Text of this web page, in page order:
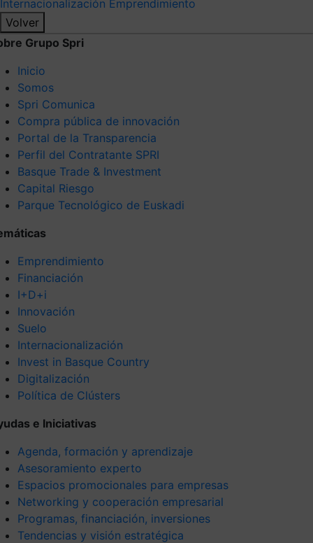
Internacionalización Emprendimiento
Volver
Grupo Spri
Inicio
Somos
Spri Comunica
Compra pública de innovación
Portal de la Transparencia
Perfil del Contratante SPRI
Basque Trade & Investment
Capital Riesgo
Parque Tecnológico de Euskadi
Emprendimiento
Financiación
I+D+i
Innovación
Suelo
Internacionalización
Invest in Basque Country
Digitalización
Política de Clústers
e Iniciativas
Agenda, formación y aprendizaje
Asesoramiento experto
Espacios promocionales para empresas
Networking y cooperación empresarial
Programas, financiación, inversiones
Tendencias y visión estratégica